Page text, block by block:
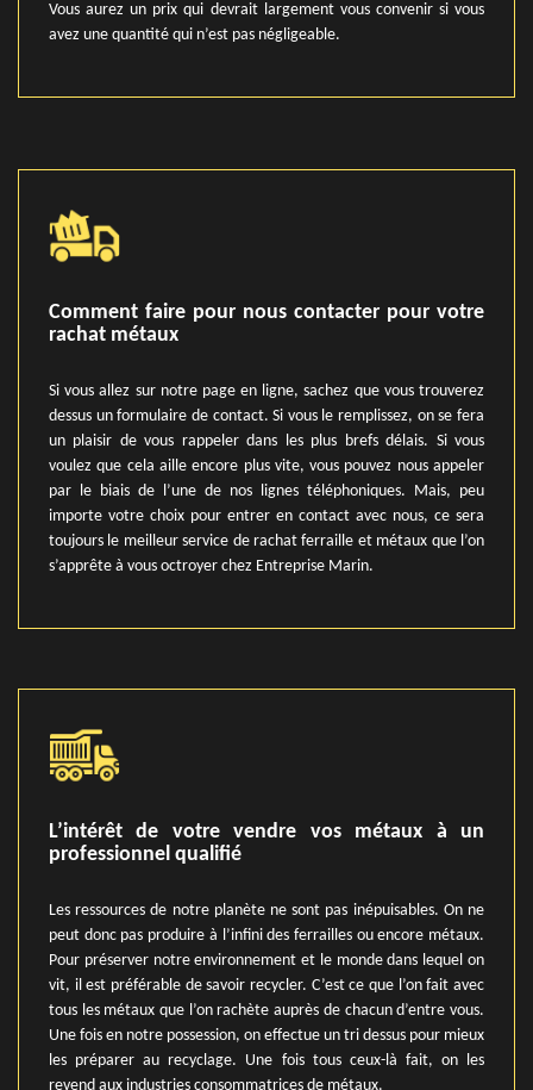
Vous aurez un prix qui devrait largement vous convenir si vous
avez une quantité qui n’est pas négligeable.
Comment faire pour nous contacter pour votre
rachat métaux
Si vous allez sur notre page en ligne, sachez que vous trouverez
dessus un formulaire de contact. Si vous le remplissez, on se fera
un plaisir de vous rappeler dans les plus brefs délais. Si vous
voulez que cela aille encore plus vite, vous pouvez nous appeler
par le biais de l’une de nos lignes téléphoniques. Mais, peu
importe votre choix pour entrer en contact avec nous, ce sera
toujours le meilleur service de rachat ferraille et métaux que l’on
s’apprête à vous octroyer chez Entreprise Marin.
L’intérêt de votre vendre vos métaux à un
professionnel qualifié
Les ressources de notre planète ne sont pas inépuisables. On ne
peut donc pas produire à l’infini des ferrailles ou encore métaux.
Pour préserver notre environnement et le monde dans lequel on
vit, il est préférable de savoir recycler. C’est ce que l’on fait avec
tous les métaux que l’on rachète auprès de chacun d’entre vous.
Une fois en notre possession, on effectue un tri dessus pour mieux
les préparer au recyclage. Une fois tous ceux-là fait, on les
revend aux industries consommatrices de métaux.